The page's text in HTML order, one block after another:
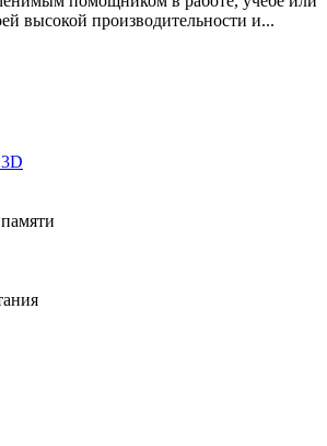
высокой производительности и...